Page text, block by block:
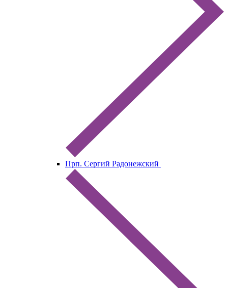
Прп. Сергий Радонежский